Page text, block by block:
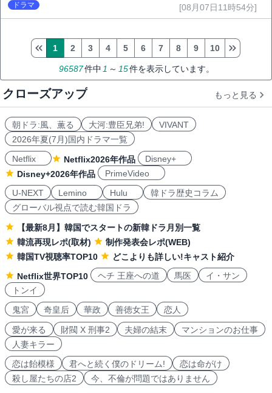
ドラマ [08月07日11時54分]
96587件中 1 ～ 15件を表示しています。
1 2 3 4 5 6 7 8 9 10
クローズアップ もっと見る
朝ドラ:風、薫る 大河:豊臣兄弟!
VIVANT
2026年夏(7月)国内ドラマ一覧
Netflix
Netflix2026年作品
Disney+
Disney+2026年作品
PrimeVideo
U-NEXT
Lemino Hulu
韓ドラ歴史コラム
グローバル視点で読む韓国ドラ
【最新8月】韓国でスタートの新韓ドラ月別一覧
韓流再現レポ(取材)
制作発表会レポ(WEB)
韓国TV視聴率TOP10
どこよりも詳しい!キャスト紹介
Netflix世界TOP10
ヘチ 王座への道 馬医
イ・サン
トンイ
鬼宮
奇皇后 華政 善徳女王 恋人
愛が来る 財閥 X 刑事2 夫婦の結末
マンションのお仕事
人妻キラー
恋は飴模様
君へと続く僕のドリーム!
恋は命がけ
殺し屋たちの店2
今、不倫が問題ではありません